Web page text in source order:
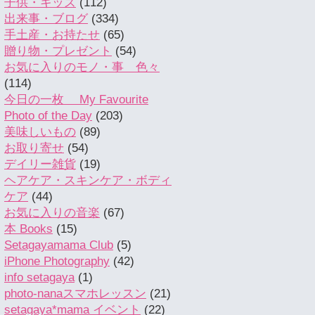
出来事・ブログ (334)
手土産・お持たせ (65)
贈り物・プレゼント (54)
お気に入りのモノ・事 色々
(114)
今日の一枚 My Favourite
Photo of the Day (203)
美味しいもの (89)
お取り寄せ (54)
デイリー雑貨 (19)
ヘアケア・スキンケア・ボディ
ケア (44)
お気に入りの音楽 (67)
本 Books (15)
Setagayamama Club (5)
iPhone Photography (42)
info setagaya(1)
photo-nanaスマホレッスン (21)
setagaya*mama イベント (22)